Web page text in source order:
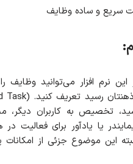
سریع و ساده وظایف
اين نرم افزار می‌توانید
تخصیص به کاربران
یا یادآور برای فعالیت
این موضوع جزئی از امکانات